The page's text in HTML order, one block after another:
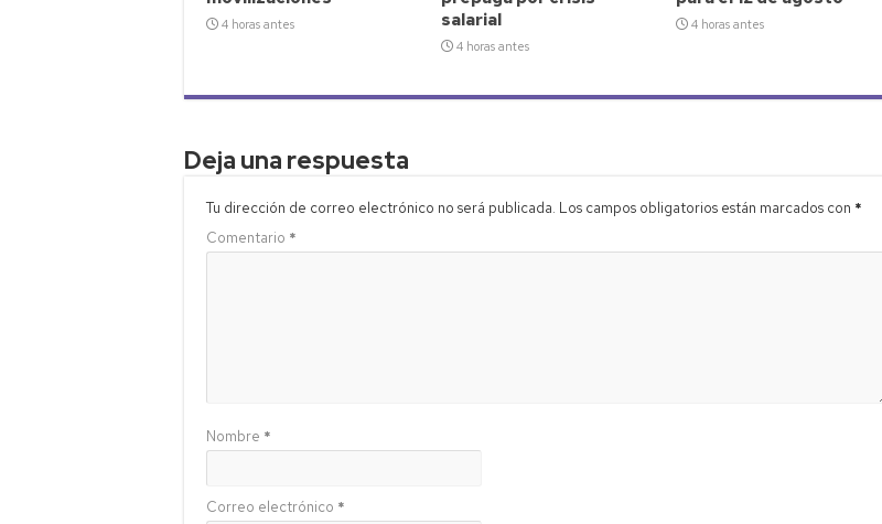
4 horas antes
salarial
4 horas antes
4 horas antes
Deja una respuesta
Tu dirección de correo electrónico no será publicada. Los campos obligatorios están marcados con *
Comentario *
Nombre *
Correo electrónico *